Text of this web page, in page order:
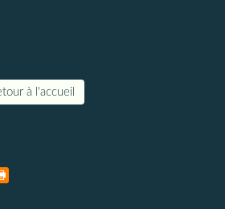
à l'accueil